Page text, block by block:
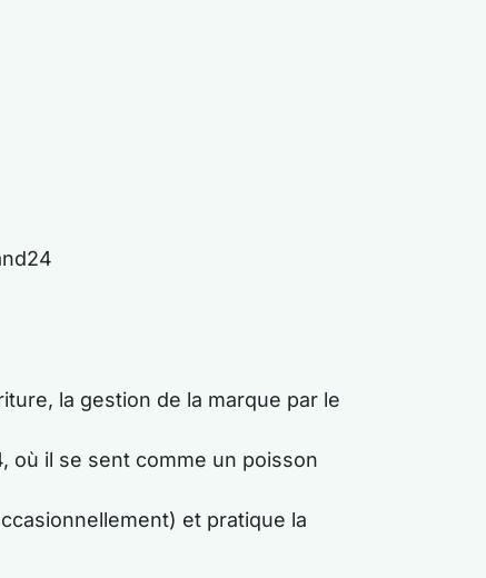
la gestion de la marque par le
où il se sent comme un poisson
et pratique la